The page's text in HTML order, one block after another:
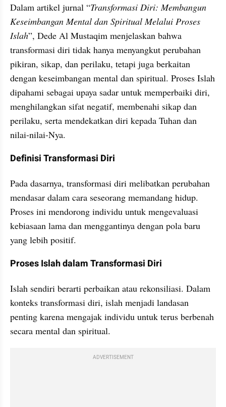
Dalam artikel jurnal “Transformasi Diri: Membangun
Keseimbangan Mental dan Spiritual Melalui Proses
Islah”, Dede Al Mustaqim menjelaskan bahwa
transformasi diri tidak hanya menyangkut perubahan
pikiran, sikap, dan perilaku, tetapi juga berkaitan
dengan keseimbangan mental dan spiritual. Proses Islah
dipahami sebagai upaya sadar untuk memperbaiki diri,
menghilangkan sifat negatif, membenahi sikap dan
perilaku, serta mendekatkan diri kepada Tuhan dan
nilai-nilai-Nya.
Definisi Transformasi Diri
Pada dasarnya, transformasi diri melibatkan perubahan
mendasar dalam cara seseorang memandang hidup.
Proses ini mendorong individu untuk mengevaluasi
kebiasaan lama dan menggantinya dengan pola baru
yang lebih positif.
Proses Islah dalam Transformasi Diri
Islah sendiri berarti perbaikan atau rekonsiliasi. Dalam
konteks transformasi diri, islah menjadi landasan
penting karena mengajak individu untuk terus berbenah
secara mental dan spiritual.
ADVERTISEMENT